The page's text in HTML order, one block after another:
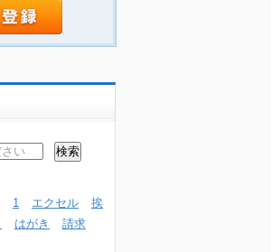
1 エクセル
挨
はがき
請求